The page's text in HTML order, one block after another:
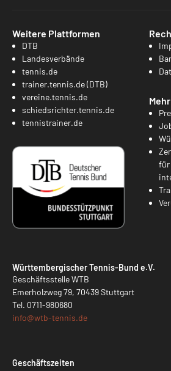
Weitere Plattformen
DTB
Landesverbände
tennis.de
trainer.tennis.de (DTB)
vereine.tennis.de
schiedsrichter.tennis.de
tennistrainer.de
für
Württembergischer Tennis-Bund e.V.
Geschäftsstelle WTB
Emerholzweg 79, 70439 Stuttgart
Tel. 0711-980680
info@wtb-tennis.de
Geschäftszeiten